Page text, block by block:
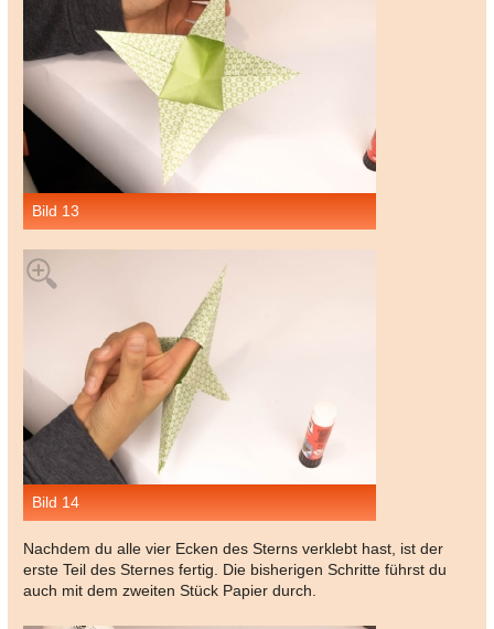
Bild 13
Bild 14
Nachdem du alle vier Ecken des Sterns verklebt hast, ist der
erste Teil des Sternes fertig. Die bisherigen Schritte führst du
auch mit dem zweiten Stück Papier durch.